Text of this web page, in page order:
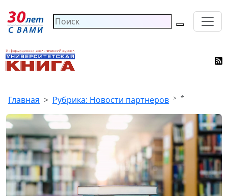
Главная Рубрика: Новости партнеров *